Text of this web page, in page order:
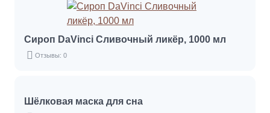
Сироп DaVinci Сливочный ликёр, 1000 мл
Отзывы: 0
Шёлковая маска для сна